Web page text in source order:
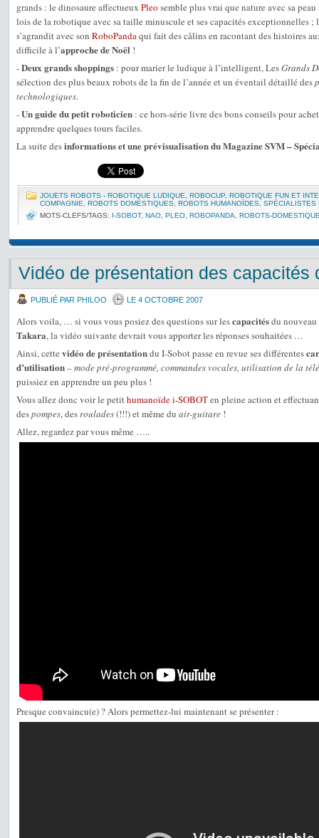
grands : le dinosaure affectueux Pleo semble plus vrai que nature avec sa
lois de la robotique avec sa taille minuscule et ses capacités exceptionnelles
s’agrandit avec son RoboPandaqui fait des câlins en racontant des histoires
difficile à l’approche de Noël !
-Deux grands shoppings : pour marier le ludique à l’intelligent, LesGrands
sélection des plus beaux robots de la fin de l’année et un éventail détaillé des
technologiques.
-Un guide du petit roboticien : ce hors-série livre des bons conseils pour
apprendre quelques tours faciles.
La suite desinformations et une prévisualisation du Magazine SVM –
JOUETS ROBOTS - ROBOTIQUE LUDIQUE ROBOCUP, ROBOTIQUE FUN ET
COMPAGNIE
ROBOTS DOMESTIQUES ROBOTS HUMANOÏDES SPÉCIALISTES
MOTS-CLEFS/TAGS: I-SOBOT, NAO PLEO ROBOPANDA ROBOTS-
Vidéo de présentation des capacités
PUBLIÉ PAR PHILOO LE 4 OCTOBRE 2007
Alors voila, … si vous vous posiez des questions sur lescapacitésdu
Takara, la vidéo suivante devrait vous apporter les réponses souhaitées …
Ainsi, cette vidéo de présentationdu I-Sobot passe en revue ses différentes
d’utilisation–mode pré-programmé, commandes vocales, utilisation de la
puissiez en apprendre un peu plus !
Vous allez donc voir le petithumanoïdei-SOBOTen pleine action et
despompes, desroulades(!!!) et même du air-guitare !
Allez, regardez par vous même …..
Presque convaincu(e) ? Alors permettez-lui maintenant se présenter :